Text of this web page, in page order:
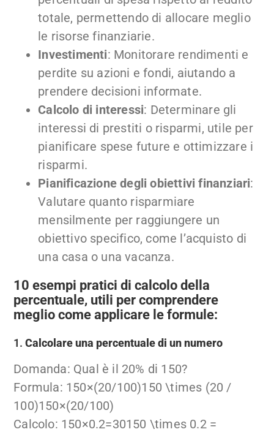
totale, permettendo di allocare meglio
le risorse finanziarie.
Investimenti: Monitorare rendimenti e
perdite su azioni e fondi, aiutando a
prendere decisioni informate.
Calcolo di interessi: Determinare gli
interessi di prestiti o risparmi, utile per
pianificare spese future e ottimizzare i
risparmi.
Pianificazione degli obiettivi finanziari:
Valutare quanto risparmiare
mensilmente per raggiungere un
obiettivo specifico, come l’acquisto di
una casa o una vacanza.
10 esempi pratici di calcolo della
percentuale, utili per comprendere
meglio come applicare le formule:
1.Calcolare una percentuale di un numero
Domanda: Qual è il 20% di 150?
Formula: 150×(20/100)150 \times (20 /
100)150×(20/100)
Calcolo: 150×0.2=30150 \times 0.2 =